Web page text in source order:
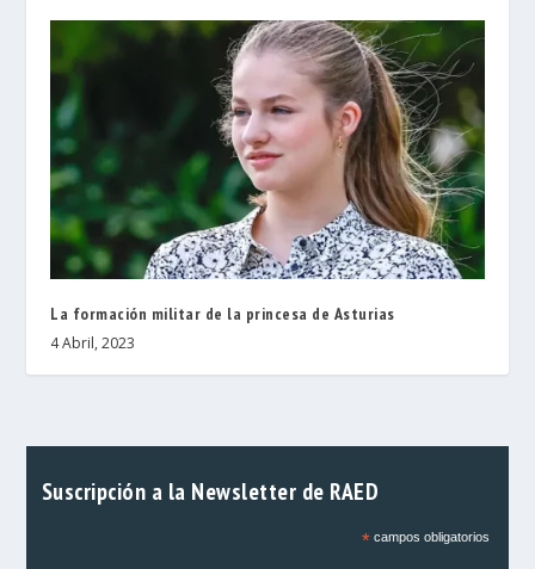
La formación militar de la princesa de Asturias
4 Abril, 2023
Suscripción a la Newsletter de RAED
*campos obligatorios